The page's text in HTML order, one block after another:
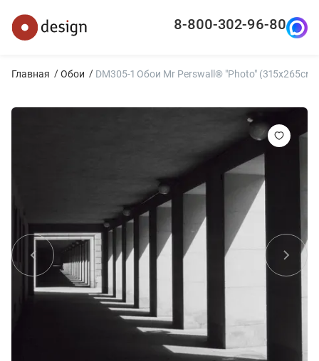
8-800-302-96-80
Главная Обои DM305-1 Обои Mr Perswall® "Photo" (315x265см)